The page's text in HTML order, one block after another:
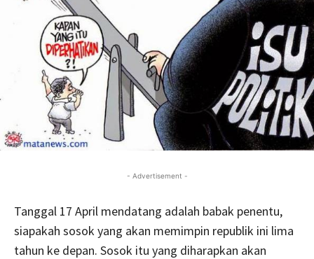
- Advertisement -
Tanggal 17 April mendatang adalah babak penentu,
siapakah sosok yang akan memimpin republik ini lima
tahun ke depan. Sosok itu yang diharapkan akan